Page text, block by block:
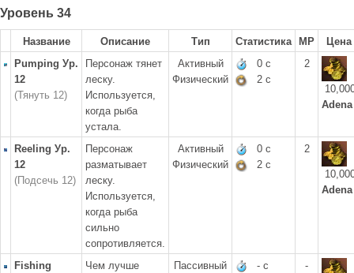
Уровень 34
Название Описание Тип Статистика MP
Цена
Pumping Ур.
12
(Тянуть 12)
Персонаж тянет
леску.
Используется,
когда рыба
устала.
Активный
Физический
0 с
2 с
2
Adena
Reeling Ур.
12
(Подсечь 12)
Персонаж
разматывает
леску.
Используется,
когда рыба
сильно
сопротивляется.
Активный
Физический
0 с
2 с
2
Adena
Fishing
Чем лучше
Пассивный
- с
-